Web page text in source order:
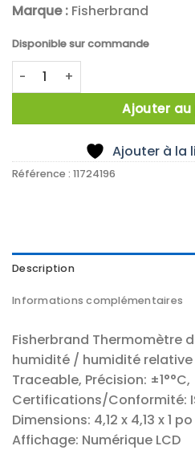
Marque : Fisherbrand
Disponible sur commande
quantité de
Ajouter au
Ajouter à la
Référence : 11724196
Description
Informations complémentaires
Fisherbrand Thermomètre
humidité / humidité
Traceable, Précision: ±1°°C,
Certifications/Conformité:
Dimensions: 4,12 x 4,13 x 1
Affichage: Numérique LCD